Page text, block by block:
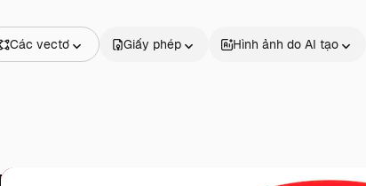
Các vectơ Giấy phép Hình ảnh do AI tạo